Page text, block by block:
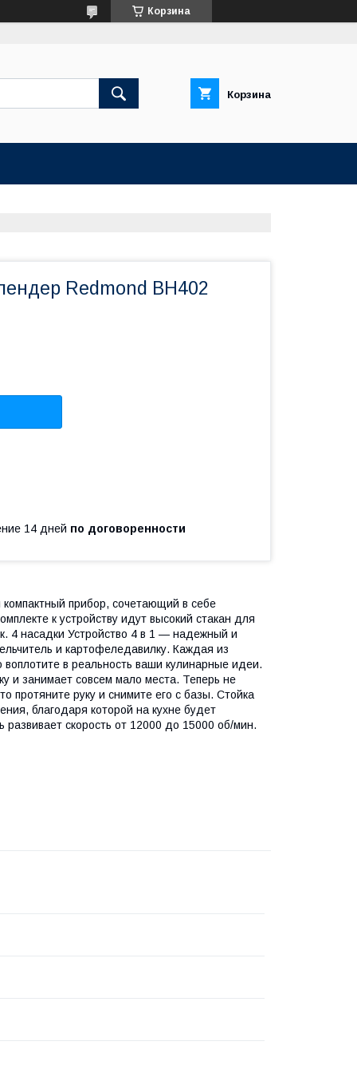
Корзина
Корзина
Redmond BH402
14 дней по договоренности
прибор, сочетающий в себе
к устройству идут высокий стакан для
4 насадки Устройство 4 в 1 — надежный и
и картофеледавилку. Каждая из
воплотите в реальность ваши кулинарные идеи.
и занимает совсем мало места. Теперь не
протяните руку и снимите его с базы. Стойка
благодаря которой на кухне будет
скорость от 12000 до 15000 об/мин.